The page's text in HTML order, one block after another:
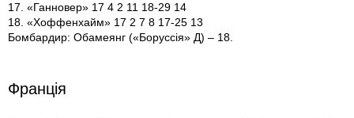
17. «Ганновер» 17 4 2 11 18-29 14
18. «Хоффенхайм» 17 2 7 8 17-25 13
Бомбардир: Обамеянг («Боруссія» Д) – 18.
Франція